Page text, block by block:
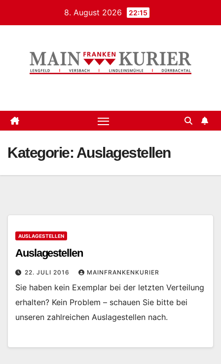
8. August 2026 22:15
Kategorie: Auslagestellen
AUSLAGESTELLEN
Auslagestellen
22. JULI 2016 MAINFRANKENKURIER
Sie haben kein Exemplar bei der letzten Verteilung
erhalten? Kein Problem – schauen Sie bitte bei
unseren zahlreichen Auslagestellen nach.